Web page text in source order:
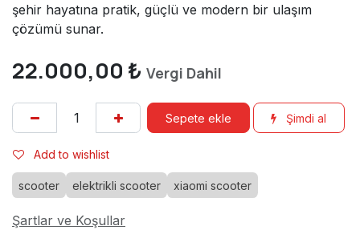
şehir hayatına pratik, güçlü ve modern bir ulaşım
çözümü sunar.
22.000,00 ₺ Vergi Dahil
Sepete ekle Şimdi al
Add to wishlist
scooter elektrikli scooter xiaomi scooter
Şartlar ve Koşullar